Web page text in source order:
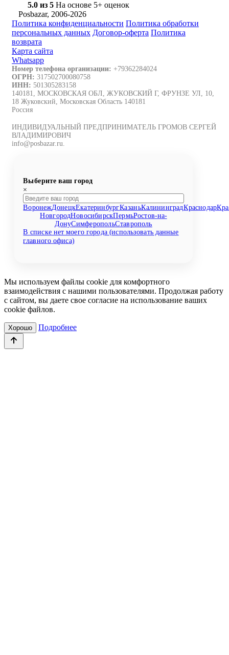
5.0 из 5 На основе 5+ оценок
Posbazar, 2006-2026
Политика конфиденциальности Политика обработки
персональных данных Договор-оферта Политика
возврата
Карта сайта
Whatsapp
Номер телефона организации: +79362284024
ОГРН: 317502700080758
ИНН: 501305283158
140181, МОСКОВСКАЯ ОБЛ, ЖУКОВСКИЙ Г, ФРУНЗЕ УЛ, 10,
18 Жуковский, Московская Область 140181
Россия
ИНДИВИДУАЛЬНЫЙ ПРЕДПРИНИМАТЕЛЬ ГРОМОВ СЕРГЕЙ
ВЛАДИМИРОВИЧ
info@posbazar.ru.
Выберите ваш город
×
ВоронежДонецкЕкатеринбургКазаньКалининградКраснодар
НовгородНовосибирскПермьРостов-на-
ДонуСимферопольСтаврополь
В списке нет моего города (использовать данные
главного офиса)
Мы используем файлы cookie для комфортного
взаимодействия с нашими пользователями. Продолжая работу
с сайтом, вы даете свое согласие на использование ваших
cookie файлов.
Хорошо Подробнее